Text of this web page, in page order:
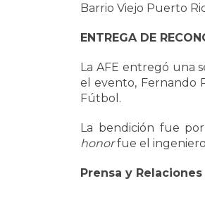
Barrio Viejo Puerto
ENTREGA DE
La AFE entregó una
el evento, Fernando
Fútbol.
La bendición fue
honorfue el
Prensa y Relaciones